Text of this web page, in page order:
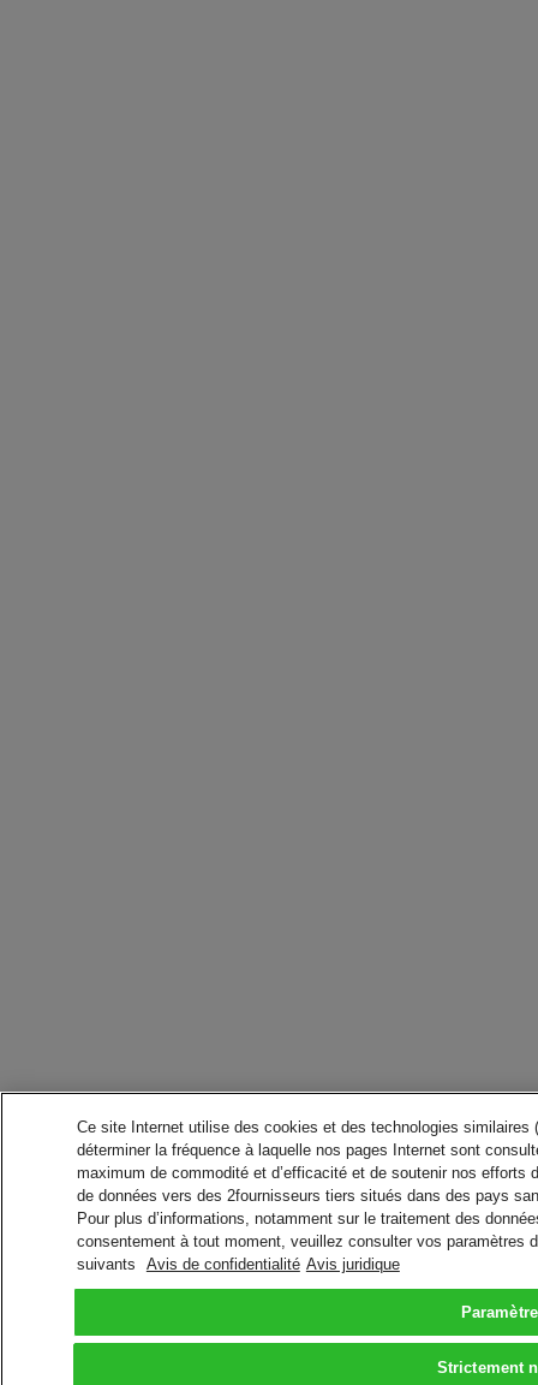
Ce site Internet utilise des cookies et des technologies
déterminer la fréquence à laquelle nos pages Internet sont
maximum de commodité et d’efficacité et de soutenir nos
de données vers des 2fournisseurs tiers situés dans des pays
Pour plus d’informations, notamment sur le traitement des
consentement à tout moment, veuillez consulter vos paramètres
suivants
Avis de confidentialité Avis juridique
Strictement